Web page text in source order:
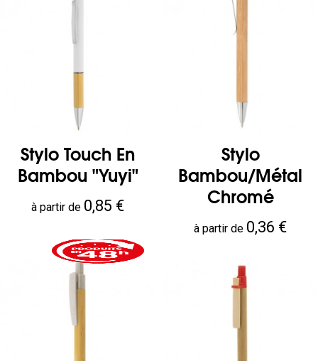
Stylo Touch En
Bambou "Yuyi"
Prix
à partir de 0,85 €
Stylo
Bambou/métal
Chromé
Prix
à partir de 0,36 €